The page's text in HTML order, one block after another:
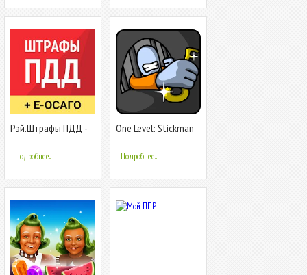
Рэй.Штрафы ПДД -
онлайн
Подробнее...
One Level: Stickman
Подробнее...